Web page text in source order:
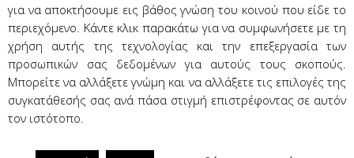
Όροι χρήσης & προϋποθέσεις
Προσωπικά δεδομένα
Επικοινωνία
για να αποκτήσουμε εις βάθος γνώση του κοινού που είδε το
περιεχόμενο. Κάντε κλικ παρακάτω για να συμφωνήσετε με τη
χρήση αυτής της τεχνολογίας και την επεξεργασία των
προσωπικών σας δεδομένων για αυτούς τους σκοπούς.
Μπορείτε να αλλάξετε γνώμη και να αλλάξετε τις επιλογές της
συγκατάθεσής σας ανά πάσα στιγμή επιστρέφοντας σε αυτόν
τον ιστότοπο.